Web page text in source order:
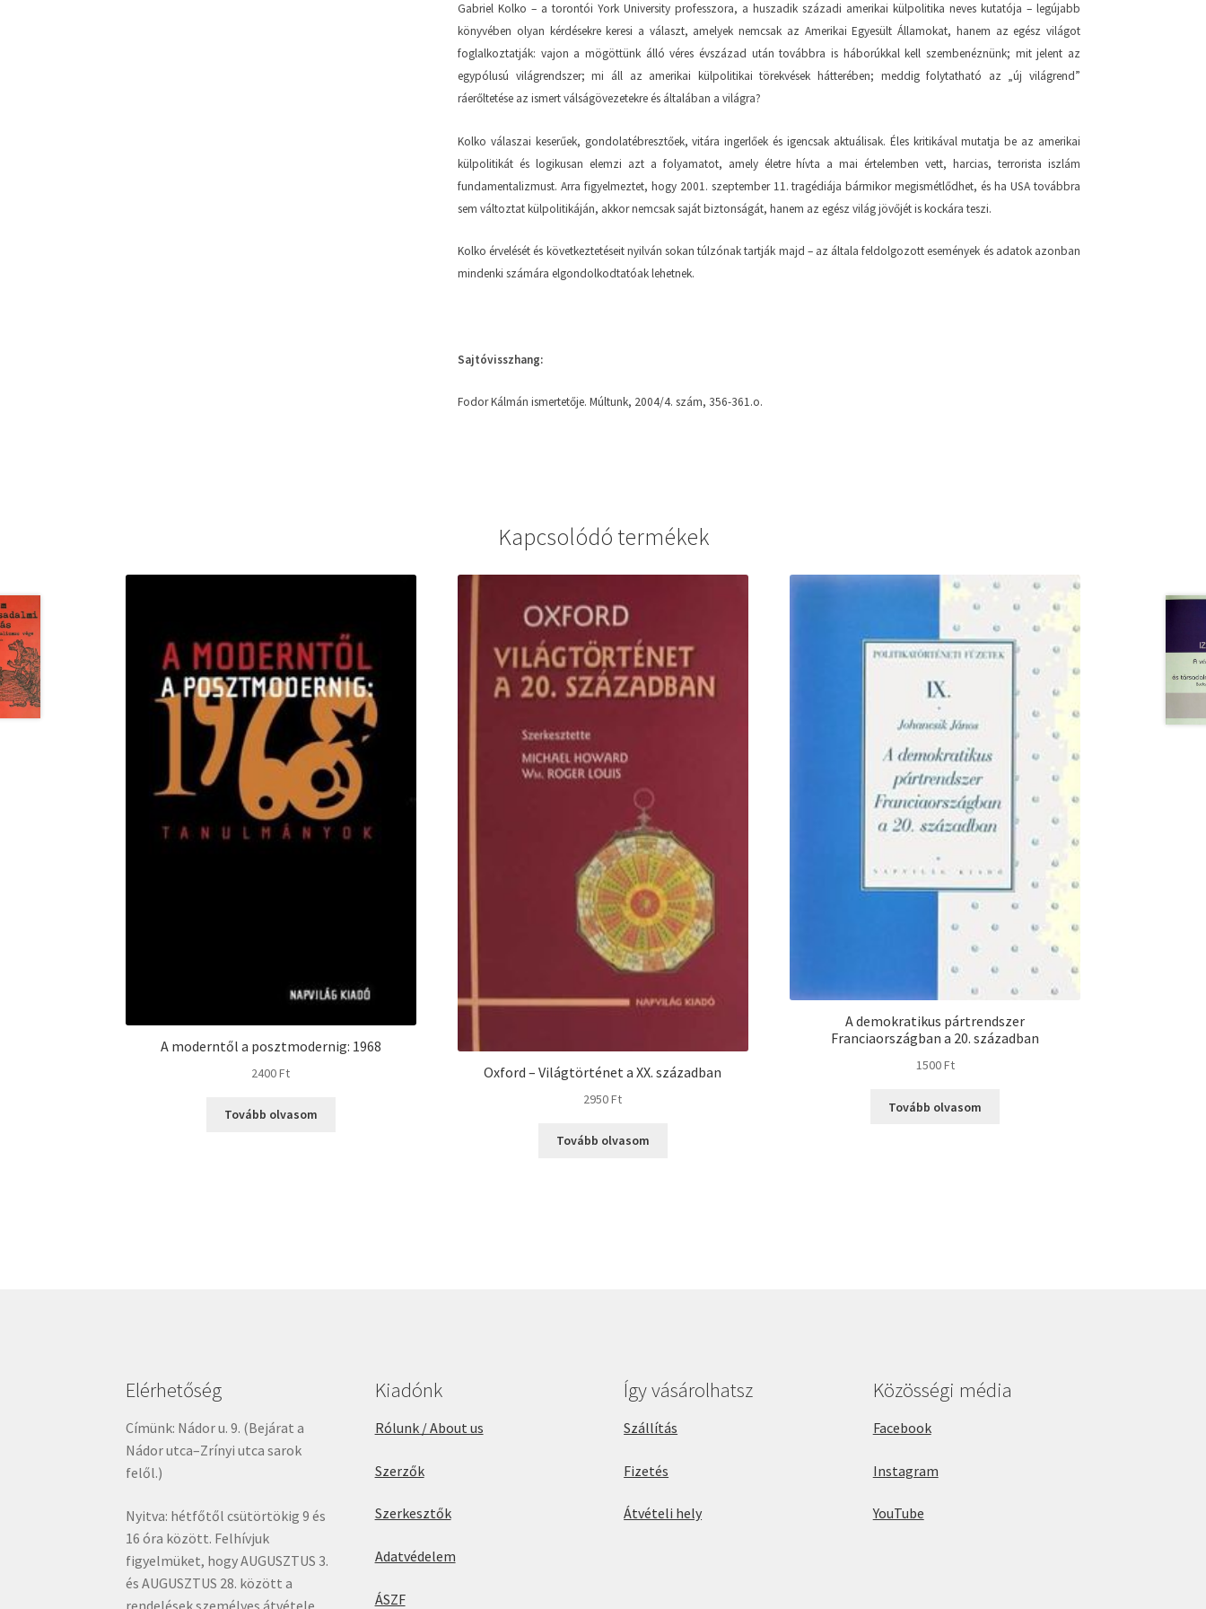
Gabriel Kolko – a torontói York University professzora, a huszadik századi amerikai külpolitika neves kutatója – legújabb
könyvében olyan kérdésekre keresi a választ, amelyek nemcsak az Amerikai Egyesült Államokat, hanem az egész világot
foglalkoztatják: vajon a mögöttünk álló véres évszázad után továbbra is háborúkkal kell szembenéznünk; mit jelent az
egypólusú világrendszer; mi áll az amerikai külpolitikai törekvések hátterében; meddig folytatható az „új világrend”
ráerőltetése az ismert válságövezetekre és általában a világra?
Kolko válaszai keserűek, gondolatébresztőek, vitára ingerlőek és igencsak aktuálisak. Éles kritikával mutatja be az amerikai
külpolitikát és logikusan elemzi azt a folyamatot, amely életre hívta a mai értelemben vett, harcias, terrorista iszlám
fundamentalizmust. Arra figyelmeztet, hogy 2001. szeptember 11. tragédiája bármikor megismétlődhet, és ha USA továbbra
sem változtat külpolitikáján, akkor nemcsak saját biztonságát, hanem az egész világ jövőjét is kockára teszi.
Kolko érvelését és következtetéseit nyilván sokan túlzónak tartják majd – az általa feldolgozott események és adatok azonban
mindenki számára elgondolkodtatóak lehetnek.
Sajtóvisszhang:
Fodor Kálmán ismertetője. Múltunk, 2004/4. szám, 356-361.o.
Kapcsolódó termékek
A moderntől a posztmodernig: 1968
2400Ft
Tovább olvasom
Oxford – Világtörténet a XX. században
2950Ft
Tovább olvasom
A demokratikus pártrendszer
Franciaországban a 20. században
1500Ft
Tovább olvasom
Elérhetőség
Címünk: Nádor u. 9. (Bejárat a
Nádor utca–Zrínyi utca sarok
felől.)
Nyitva: hétfőtől csütörtökig 9 és
16 óra között. Felhívjuk
figyelmüket, hogy AUGUSZTUS 3.
és AUGUSZTUS 28. között a
rendelések személyes átvétele
Kiadónk
Rólunk / About us
Szerzők
Szerkesztők
Adatvédelem
ÁSZF
Így vásárolhatsz
Szállítás
Fizetés
Átvételi hely
Közösségi média
Facebook
Instagram
YouTube